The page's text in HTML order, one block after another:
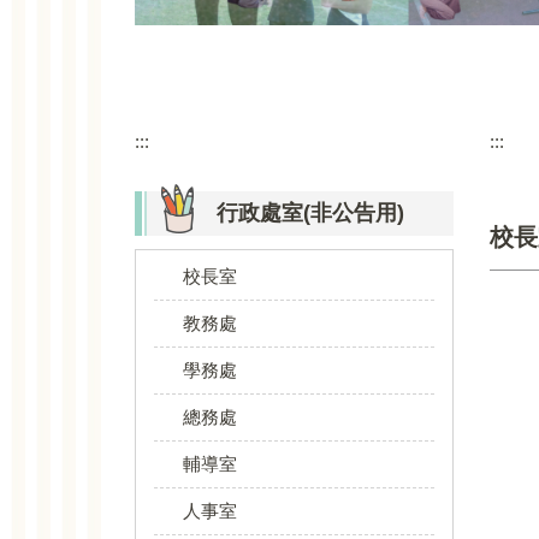
:::
行政處室(非公告用)
校長室
教務處
學務處
總務處
輔導室
人事室
:::
校